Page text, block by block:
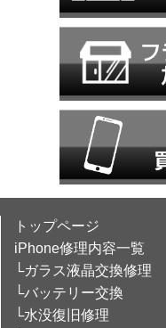
トップページ
iPhone修理内容一覧
└ガラス液晶交換修理
└バッテリー交換
└水没復旧修理